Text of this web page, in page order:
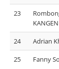
23
24 Adrian
25 Fanny